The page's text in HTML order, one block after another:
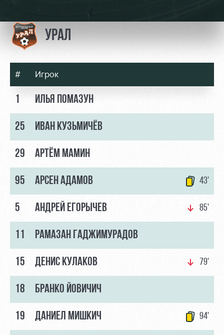
Фото
Арена
Организация
мероприятий
Аренда
Аренда
площадей
Ледовый
Занятия
спортом
Старт
Локо-Лето
Академия
поступить
Руководство
болельщиков
Банковская
карта
Программа
лояльности
болельщика
Информация
для
МГН
УРАЛ
# Игрок
1 ИЛЬЯ ПОМАЗУН
25 ИВАН КУЗЬМИЧЁВ
29 АРТЁМ МАМИН
95 АРСЕН АДАМОВ 43'
5 АНДРЕЙ ЕГОРЫЧЕВ 85'
11 РАМАЗАН ГАДЖИМУРАДОВ
15 ДЕНИС КУЛАКОВ 79'
18 БРАНКО ЙОВИЧИЧ
19 ДАНИЕЛ МИШКИЧ 94'